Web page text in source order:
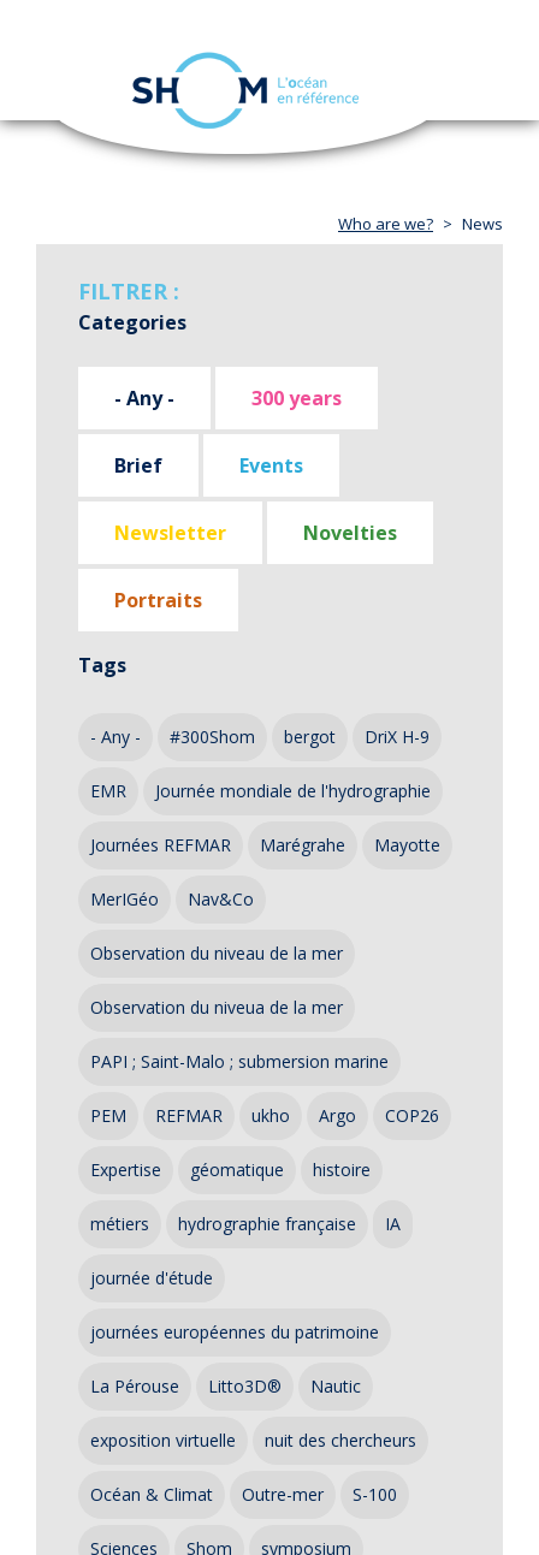
Skip
navigation
Who are we? News
FILTRER :
Categories
- Any - 300 years
Brief Events
Newsletter Novelties
Portraits
Tags
- Any - #300Shom bergot DriX H-9
EMR Journée mondiale de l'hydrographie
Journées REFMAR Marégrahe Mayotte
MerIGéo Nav&Co
Observation du niveau de la mer
Observation du niveua de la mer
PAPI ; Saint-Malo ; submersion marine
PEM REFMAR ukho Argo COP26
Expertise géomatique histoire
métiers hydrographie française IA
journée d'étude
journées européennes du patrimoine
La Pérouse Litto3D® Nautic
exposition virtuelle nuit des chercheurs
Océan & Climat Outre-mer S-100
Sciences Shom symposium